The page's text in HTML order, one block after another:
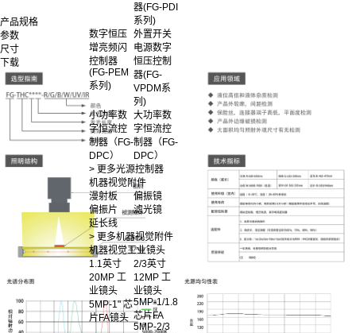
器(FG-PDI
系列)
数字恒压
增亮频闪
控制器
(FG-PEM
系列)
外置开关
电源数字
恒压控制
器(FG-
VPDM系
列)
小功率数
字恒流控
制器（FG-
DPC）
大功率数
字恒流控
制器（FG-
DPC）
> 更多光源控制器
机器视觉附件
漫射板
偏振镜
偏振片
滤光镜
延长线
> 更多机器视觉附件
机器视觉工业镜头
1.1英寸
20MP 工
业镜头
2/3英寸
12MP 工
业镜头
5MP-1" 芯
片FA镜头
5MP-1/1.8
芯片FA
5MP-2/3
产品规格
参数
尺寸
下载